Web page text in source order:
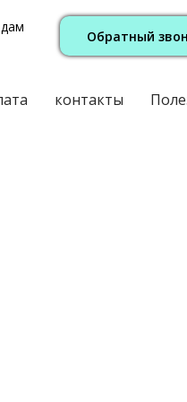
Обратный
контакты